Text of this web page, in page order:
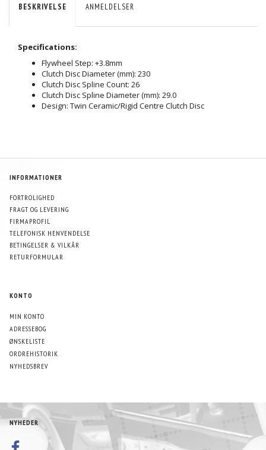
BESKRIVELSE ANMELDELSER
Specifications:
Flywheel Step: +3.8mm
Clutch Disc Diameter (mm): 230
Clutch Disc Spline Count: 26
Clutch Disc Spline Diameter (mm): 29.0
Design: Twin Ceramic/Rigid Centre Clutch Disc
INFORMATIONER
FORTROLIGHED
FRAGT OG LEVERING
FIRMAPROFIL
TELEFONISK HENVENDELSE
BETINGELSER & VILKÅR
RETURFORMULAR
KONTO
MIN KONTO
ADRESSEBOG
ØNSKELISTE
ORDREHISTORIK
NYHEDSBREV
NYHEDER